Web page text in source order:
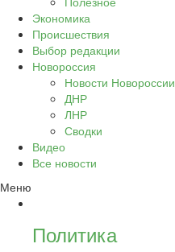
Экономика
Происшествия
Выбор редакции
Новороссия
Новости Новороссии
ДНР
ЛНР
Сводки
Видео
Все новости
Меню
Политика